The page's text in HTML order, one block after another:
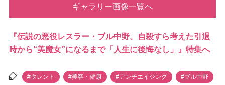
ギャラリー画像一覧へ
『伝説の悪役レスラー・ブル中野、自殺すら考えた引退
時から“美魔女”になるまで「人生に後悔なし」』特集へ
#タレント #美容・健康 #アンチエイジング #ブル中野